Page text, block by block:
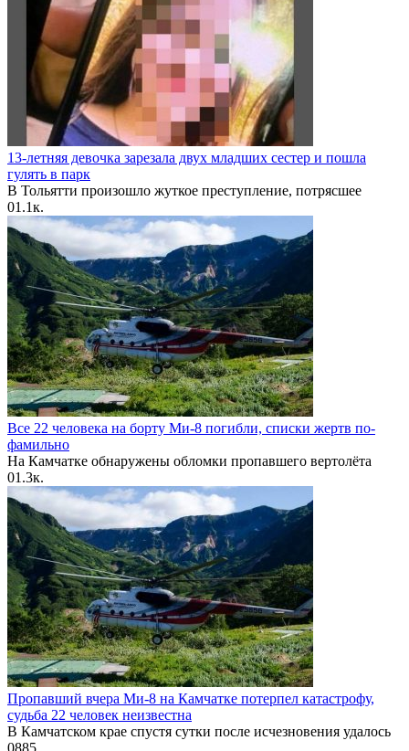
13-летняя девочка зарезала двух младших сестер и пошла
гулять в парк
В Тольятти произошло жуткое преступление, потрясшее
01.1к.
Все 22 человека на борту Ми-8 погибли, списки жертв по-
фамильно
На Камчатке обнаружены обломки пропавшего вертолёта
01.3к.
Пропавший вчера Ми-8 на Камчатке потерпел катастрофу,
судьба 22 человек неизвестна
В Камчатском крае спустя сутки после исчезновения удалось
0885